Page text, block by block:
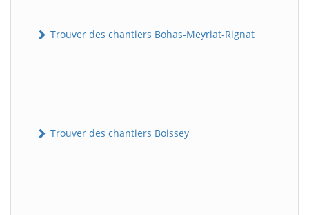
Trouver des chantiers Bohas-Meyriat-Rignat
Trouver des chantiers Boissey